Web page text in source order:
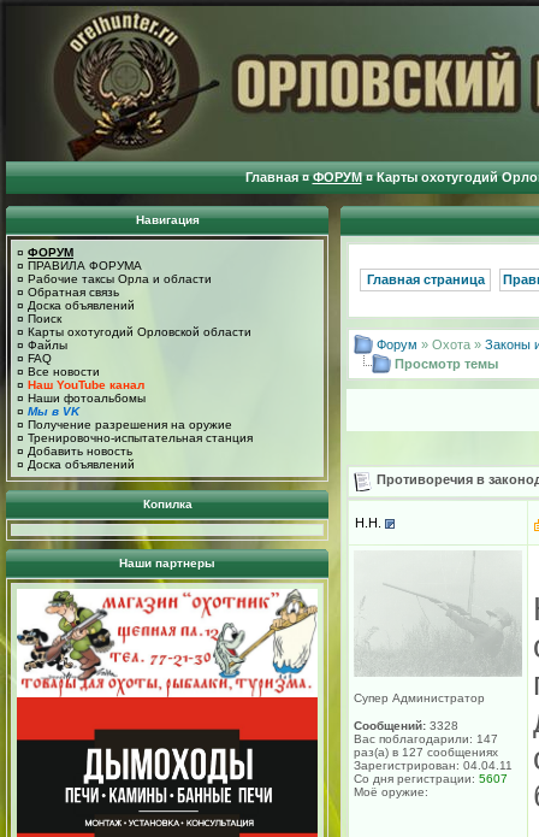
Главная ¤ ФОРУМ ¤ Карты охотугодий
Навигация
¤ ФОРУМ
¤ ПРАВИЛА ФОРУМА
¤ Рабочие таксы Орла и области
¤ Обратная связь
¤ Доска объявлений
¤ Поиск
¤ Карты охотугодий Орловской области
¤ Файлы
¤ FAQ
¤ Все новости
¤ Наш YouTube канал
¤ Наши фотоальбомы
¤ Мы в VK
¤ Получение разрешения на оружие
¤ Тренировочно-испытательная станция
¤ Добавить новость
¤ Доска объявлений
Копилка
Наши партнеры
Главная страница
Форум » Охота » Законы
Просмотр темы
Противоречия в
H.H.
Супер Администратор
Сообщений: 3328
Вас поблагодарили: 147
раз(а) в 127 сообщениях
Зарегистрирован: 04.04.11
Со дня регистрации: 5607
Моё оружие: